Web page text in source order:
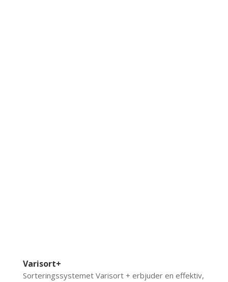
Varisort+
Sorteringssystemet Varisort + erbjuder en effektiv,